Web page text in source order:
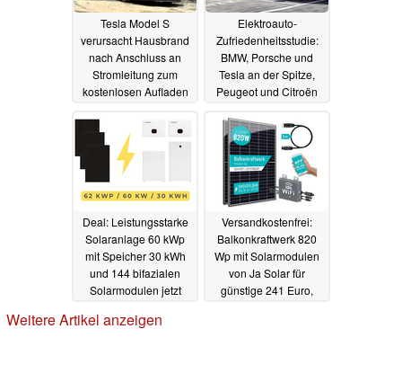
Tesla Model S
verursacht Hausbrand
nach Anschluss an
Stromleitung zum
kostenlosen Aufladen
Elektroauto-
Zufriedenheitsstudie:
BMW, Porsche und
Tesla an der Spitze,
Peugeot und Citroën
12.08.2024
Deal: Leistungsstarke
Solaranlage 60 kWp
mit Speicher 30 kWh
und 144 bifazialen
Solarmodulen jetzt
12.08.2024
Versandkostenfrei:
Balkonkraftwerk 820
Wp mit Solarmodulen
von Ja Solar für
günstige 241 Euro,
Weitere Artikel anzeigen